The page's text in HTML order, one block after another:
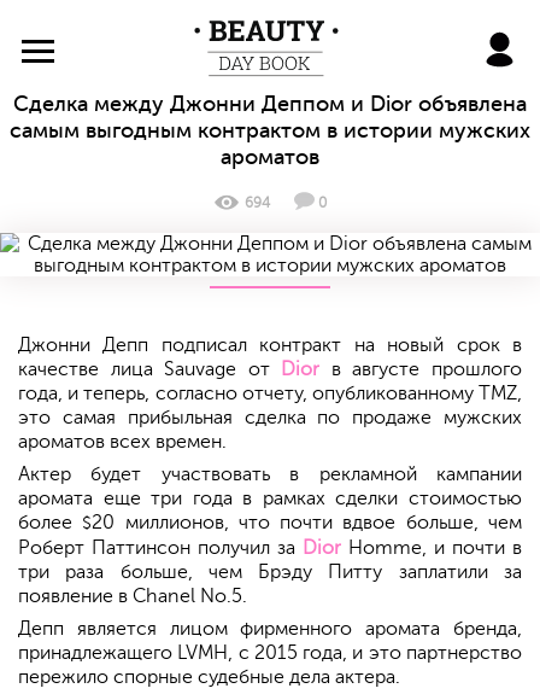
BeautyDayBook
Сделка между Джонни Деппом и Dior объявлена
самым выгодным контрактом в истории мужских
ароматов
694 0
Джонни Депп подписал контракт на новый срок в
качестве лица Sauvage от
Dior в августе прошлого
года, и теперь, согласно отчету, опубликованному TMZ,
это самая прибыльная сделка по продаже мужских
ароматов всех времен.
Актер будет участвовать в рекламной кампании
аромата еще три года в рамках сделки стоимостью
более
$20 миллионов, что почти вдвое больше, чем
Роберт Паттинсон получил за Dior Homme, и почти в
три раза больше, чем Брэду Питту заплатили за
появление в Chanel No.5.
Депп является лицом фирменного аромата бренда,
принадлежащего LVMH, с 2015 года, и это партнерство
пережило спорные судебные дела актера.